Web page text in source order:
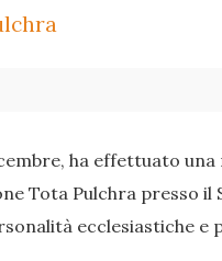
ha effettuato
Tota Pulchra presso il
ecclesiastiche e